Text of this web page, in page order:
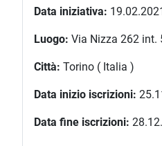
Data iniziativa:
Luogo: Via Nizza 262 int.
Città: Torino ( Italia )
Data inizio iscrizioni:
Data fine iscrizioni: